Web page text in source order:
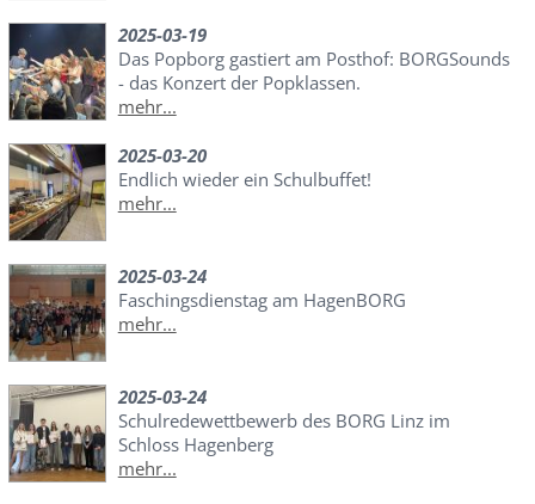
2025-03-19
Das Popborg gastiert am Posthof: BORGSounds
- das Konzert der Popklassen.
mehr...
2025-03-20
Endlich wieder ein Schulbuffet!
mehr...
2025-03-24
Faschingsdienstag am HagenBORG
mehr...
2025-03-24
Schulredewettbewerb des BORG Linz im
Schloss Hagenberg
mehr...